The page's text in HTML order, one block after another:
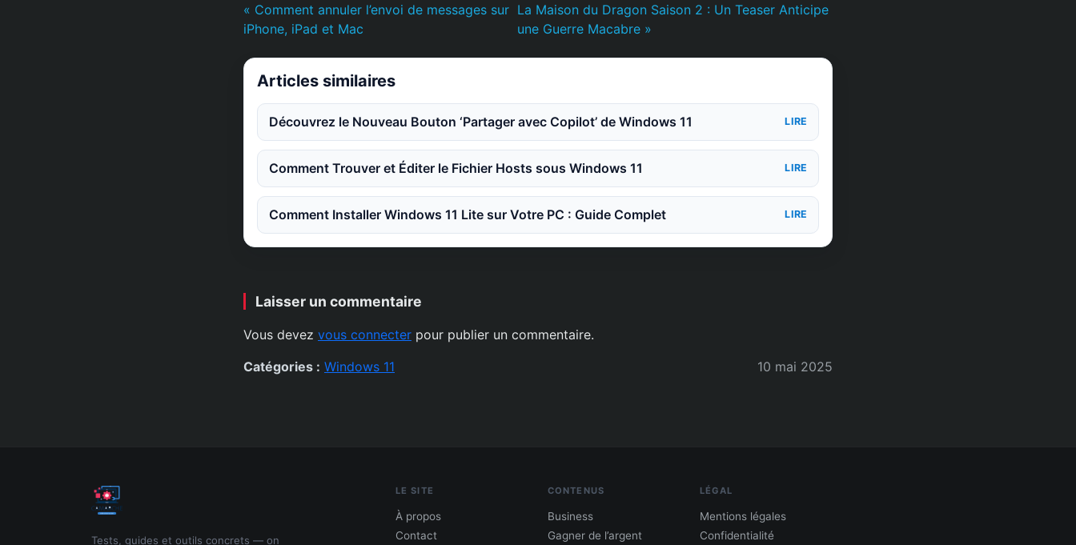
« Comment annuler l’envoi de messages sur
iPhone, iPad et Mac
La Maison du Dragon Saison 2 : Un Teaser Anticipe
une Guerre Macabre »
Articles similaires
Découvrez le Nouveau Bouton ‘Partager avec Copilot’ de Windows 11 LIRE
Comment Trouver et Éditer le Fichier Hosts sous Windows 11 LIRE
Comment Installer Windows 11 Lite sur Votre PC : Guide Complet LIRE
Laisser un commentaire
Vous devez vous connecter pour publier un commentaire.
Catégories : Windows 11 10 mai 2025
Tests, guides et outils concrets — on
LE SITE
À propos
Contact
CONTENUS
Business
Gagner de l’argent
LÉGAL
Mentions légales
Confidentialité